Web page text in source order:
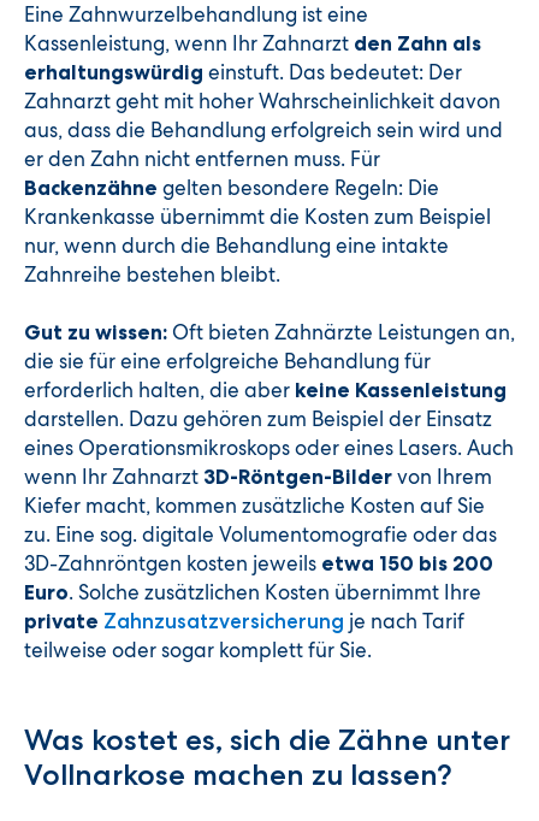
Eine Zahnwurzelbehandlung ist eine
Kassenleistung, wenn Ihr Zahnarzt den Zahn als
erhaltungswürdig einstuft. Das bedeutet: Der
Zahnarzt geht mit hoher Wahrscheinlichkeit davon
aus, dass die Behandlung erfolgreich sein wird und
er den Zahn nicht entfernen muss. Für
Backenzähne gelten besondere Regeln: Die
Krankenkasse übernimmt die Kosten zum Beispiel
nur, wenn durch die Behandlung eine intakte
Zahnreihe bestehen bleibt.
Gut zu wissen: Oft bieten Zahnärzte Leistungen an,
die sie für eine erfolgreiche Behandlung für
erforderlich halten, die aber keine Kassenleistung
darstellen. Dazu gehören zum Beispiel der Einsatz
eines Operationsmikroskops oder eines Lasers. Auch
wenn Ihr Zahnarzt 3D-Röntgen-Bilder von Ihrem
Kiefer macht, kommen zusätzliche Kosten auf Sie
zu. Eine sog. digitale Volumentomografie oder das
3D-Zahnröntgen kosten jeweils etwa 150 bis 200
Euro. Solche zusätzlichen Kosten übernimmt Ihre
private Zahnzusatzversicherung je nach Tarif
teilweise oder sogar komplett für Sie.
Was kostet es, sich die Zähne unter
Vollnarkose machen zu lassen?